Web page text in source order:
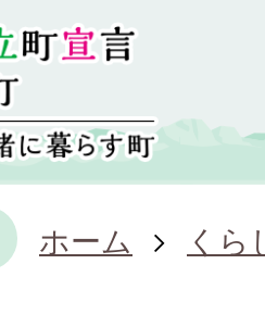
ホーム くら